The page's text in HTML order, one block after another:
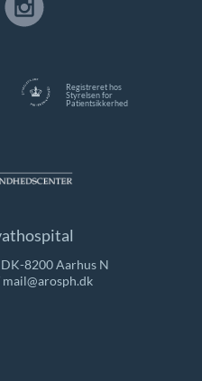
Registreret hos
Styrelsen for
Patientsikkerhed
8200 Aarhus N
mail@arosph.dk